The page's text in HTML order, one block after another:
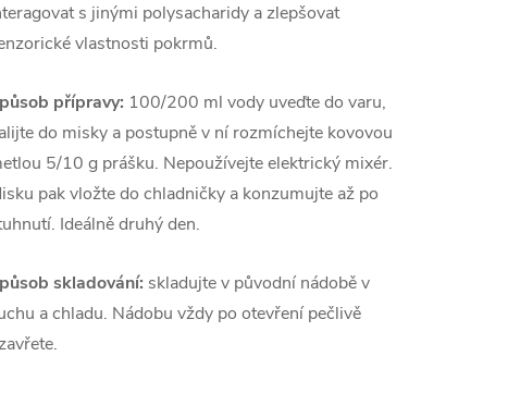
s jinými polysacharidy a zlepšovat
vlastnosti pokrmů.
přípravy: 100/200 ml vody uveďte do varu,
do misky a postupně v ní rozmíchejte kovovou
5/10 g prášku. Nepoužívejte elektrický mixér.
pak vložte do chladničky a konzumujte až po
Ideálně druhý den.
skladování: skladujte v původní nádobě v
a chladu. Nádobu vždy po otevření pečlivě